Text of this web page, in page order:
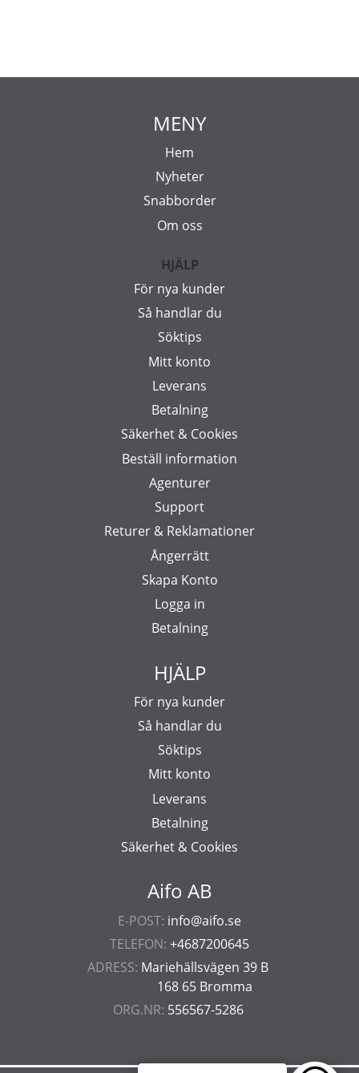
Aifo AB
E-POST: info@aifo.se
TELEFON: +4687200645
ADRESS: Mariehällsvägen 39 B
168 65 Bromma
ORG.NR: 556567-5286
MENY
Hem
Nyheter
Snabborder
Om oss
HJÄLP
För nya kunder
Så handlar du
Söktips
Mitt konto
Leverans
Betalning
Säkerhet & Cookies
Beställ information
Agenturer
Support
Returer & Reklamationer
Ångerrätt
Skapa Konto
Logga in
Betalning
HJÄLP
För nya kunder
Så handlar du
Söktips
Mitt konto
Leverans
Betalning
Säkerhet & Cookies